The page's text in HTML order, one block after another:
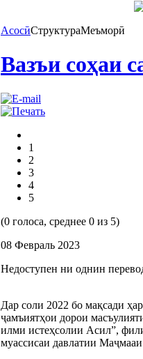
АсосӣСтруктураМеъморӣ
Вазъи соҳаи
1
2
3
4
5
(0 голоса, среднее 0 из 5)
08 Февраль 2023
Недоступен ни однин
Дар соли 2022 бо мақсади
ҷамъиятҳои дорои
илми истеҳсолии Асил”,
муассисаи давлатии